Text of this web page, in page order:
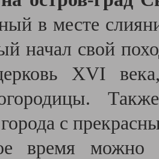
в месте
начал свой
XVI
c
время можно